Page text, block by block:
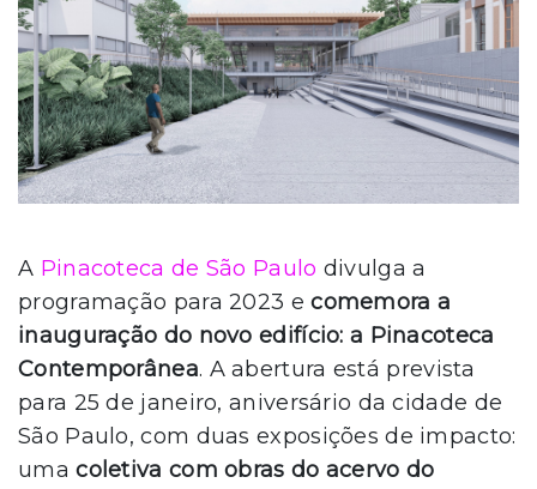
A Pinacoteca de São Paulo divulga a
programação para 2023 ecomemora a
inauguração do novo edifício: a Pinacoteca
Contemporânea. A abertura está prevista
para 25 de janeiro, aniversário da cidade de
São Paulo, com duas exposições de impacto:
umacoletiva com obras do acervo do